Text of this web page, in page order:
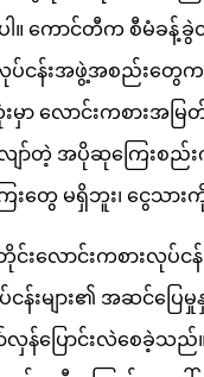
ကောင်တီက စီမံခန့်ခွဲ
ဖွဲ့အစည်းတွေက လှည့်စ
လောင်းကစားအမ
ာ်တဲ့ အပိုဆုကြေးစည်
းတွေ မရှိဘူး၊ ငွေသ
ာင်းကစားလုပ်ငန်း
ျား၏ အဆင်ပြေမှုနှ
ြောင်းလဲစေခဲ့သည်။